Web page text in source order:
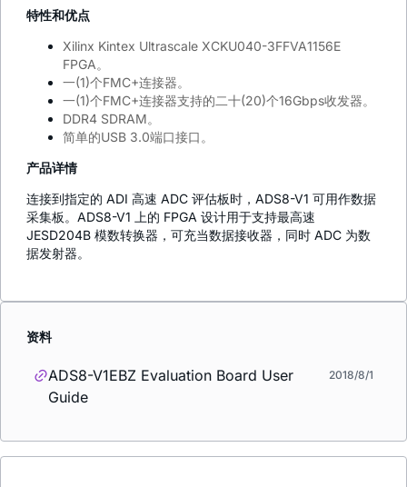
特性和优点
Xilinx Kintex Ultrascale XCKU040-3FFVA1156E
FPGA。
一(1)个FMC+连接器。
一(1)个FMC+连接器支持的二十(20)个16Gbps收发器。
DDR4 SDRAM。
简单的USB 3.0端口接口。
产品详情
连接到指定的 ADI 高速 ADC 评估板时，ADS8-V1 可用作数据
采集板。ADS8-V1 上的 FPGA 设计用于支持最高速
JESD204B 模数转换器，可充当数据接收器，同时 ADC 为数
据发射器。
资料
ADS8-V1EBZ Evaluation Board User
Guide
2018/8/1